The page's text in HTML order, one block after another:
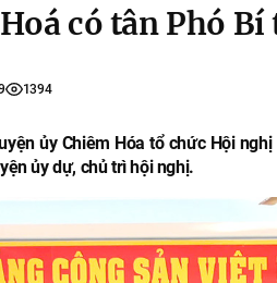
có tân Phó
1394
ủy Chiêm Hóa tổ chức Hội
ủy dự, chủ trì hội nghị.